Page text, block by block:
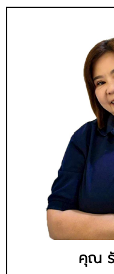
คุณ รั